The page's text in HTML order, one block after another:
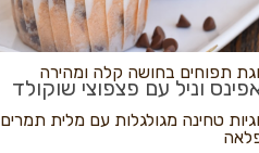
בננות
וניל עם פצפוצי שוקולד
נקראים
תפוחים בחושה קלה ומהירה
טחינה מגולגלות עם מלית תמרים